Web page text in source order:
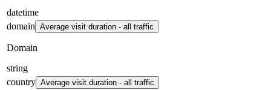
datetime
domain Average visit duration - all traffic
Domain
string
country Average visit duration - all traffic